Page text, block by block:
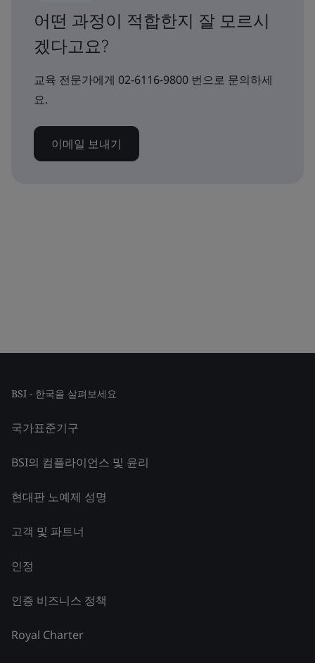
어떤 과정이 적합한지 잘 모르시
겠다고요?
교육 전문가에게 02-6116-9800 번으로 문의하세
요.
이메일 보내기
BSI - 한국을 살펴보세요
국가표준기구
BSI의 컴플라이언스 및 윤리
현대판 노예제 성명
고객 및 파트너
인정
인증 비즈니스 정책
Royal Charter